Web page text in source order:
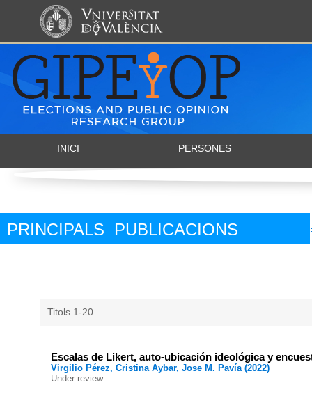
INICI PERSONES
PRINCIPALS PUBLICACIONS
Titols 1-20
Escalas de Likert, auto-ubicación ideológica y
Virgilio Pérez, Cristina Aybar, Jose M. Pavía (2022)
Under review